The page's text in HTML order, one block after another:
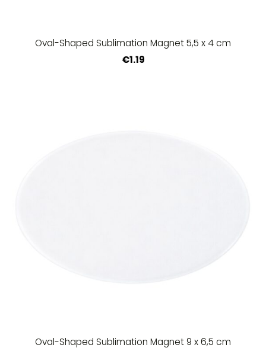
Oval-Shaped Sublimation Magnet 5,5 x 4 cm
€1.19
Oval-Shaped Sublimation Magnet 9 x 6,5 cm